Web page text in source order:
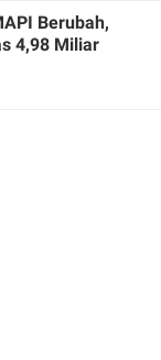
Berubah,
4,98 Miliar